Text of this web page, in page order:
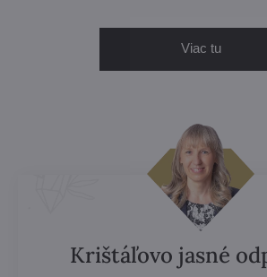
Viac tu
Krištáľovo jasné